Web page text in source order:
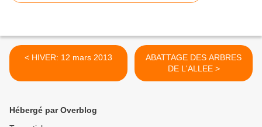
< HIVER: 12 mars 2013
ABATTAGE DES ARBRES
DE L'ALLEE >
Hébergé par Overblog